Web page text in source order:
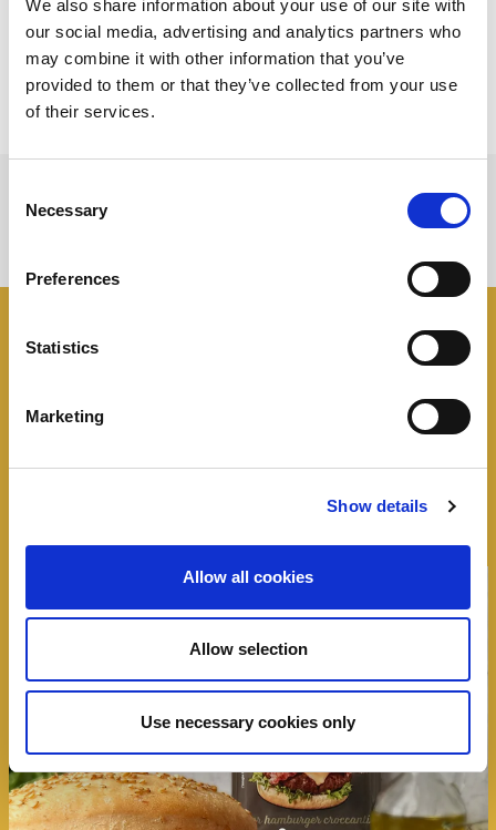
We also share information about your use of our site with
our social media, advertising and analytics partners who
may combine it with other information that you’ve
provided to them or that they’ve collected from your use
of their services.
Selection
Necessary
Preferences
Statistics
Marketing
Show details
Allow all cookies
Allow selection
Use necessary cookies only
parmigiano sarete in grado di trasformare una
ricetta semplice unpiatto gourmet.
I panini Negroni
Tutte le idee, trucchi e segreti per rendere
speciale un panino